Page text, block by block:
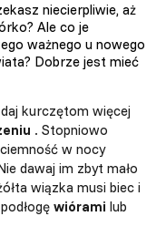
niecierpliwie, aż
Ale co je
ważnego u nowego
Dobrze jest mieć
kurczętom więcej
. Stopniowo
w nocy
dawaj im zbyt mało
wiązka musi biec i
wiórami lub